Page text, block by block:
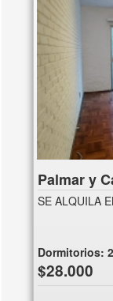
Palmar y
SE ALQUILA
Dormitorios:2
$28.000